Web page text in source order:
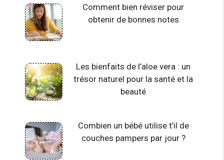
Comment bien réviser pour
obtenir de bonnes notes
Les bienfaits de l’aloe vera : un
trésor naturel pour la santé et la
beauté
Combien un bébé utilise t’il de
couches pampers par jour ?